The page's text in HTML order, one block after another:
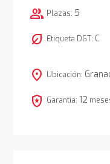
group Plazas: 5
nest_eco_leaf Etiqueta DGT: C
location_on Ubicación:
local_police Garantía: 12